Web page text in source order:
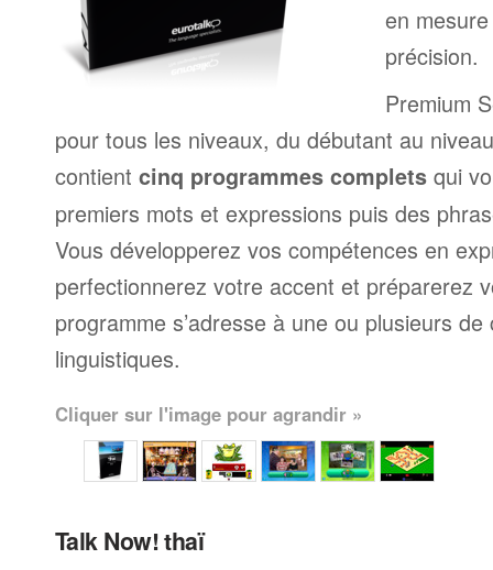
en
précision.
Premium
pour tous les niveaux, du débutant au
contient cinq programmes complets qui
premiers mots et expressions puis des
Vous développerez vos compétences en
perfectionnerez votre accent et préparerez
programme s’adresse à une ou plusieurs
linguistiques.
Cliquer sur l'image pour agrandir »
Talk Now! thaï